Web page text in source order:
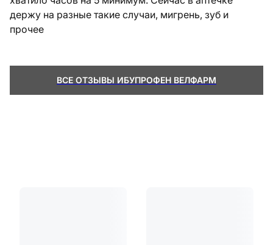
держу на разные такие случаи, мигрень, зуб и
прочее
ВСЕ ОТЗЫВЫ ИБУПРОФЕН ВЕЛФАРМ